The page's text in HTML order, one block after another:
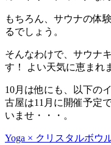
もちろん、サウナの体
るでしょう。
そんなわけで、サウナ
す！ よい天気に恵まれ
10月は他にも、以下の
古屋は11月に開催予定
いませ・・・。
Yoga × クリスタルボウ